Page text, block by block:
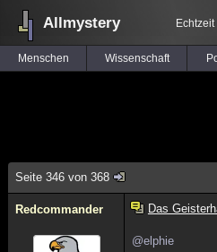
Allmystery Echtzeit
Menschen Wissenschaft
Seite 346 von 368
Redcommander Das
@elphie